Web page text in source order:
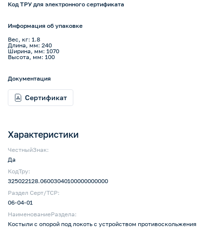
Характеристики
ЧестныйЗнак:
Да
КодТру:
325022128.06003040100000000000
Раздел Серт/ТСР:
06-04-01
НаименованиеРаздела:
Костыли с опорой под локоть с устройством противоскольжения
Код ТРУ для электронного сертификата
Информация об упаковке
Вес, кг: 1.8
Длина, мм: 240
Ширина, мм: 1070
Высота, мм: 100
Документация
Сертификат